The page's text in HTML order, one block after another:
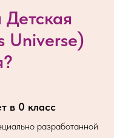
Universe)
в 0 класс
разработанной